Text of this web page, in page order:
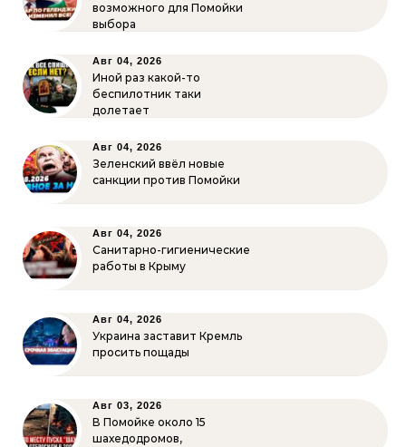
возможного для Помойки
выбора
Авг 04, 2026
Иной раз какой-то
беспилотник таки
долетает
Авг 04, 2026
Зеленский ввёл новые
санкции против Помойки
Авг 04, 2026
Санитарно-гигиенические
работы в Крыму
Авг 04, 2026
Украина заставит Кремль
просить пощады
Авг 03, 2026
В Помойке около 15
шахедодромов,